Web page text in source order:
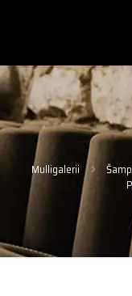
Mulligalerii